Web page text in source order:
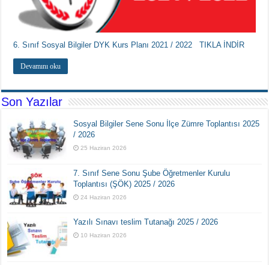
6. Sınıf Sosyal Bilgiler DYK Kurs Planı 2021 / 2022 TIKLA İNDİR
Devamını oku
Son Yazılar
Sosyal Bilgiler Sene Sonu İlçe Zümre Toplantısı 2025
/ 2026
25 Haziran 2026
7. Sınıf Sene Sonu Şube Öğretmenler Kurulu
Toplantısı (ŞÖK) 2025 / 2026
24 Haziran 2026
Yazılı Sınavı teslim Tutanağı 2025 / 2026
10 Haziran 2026